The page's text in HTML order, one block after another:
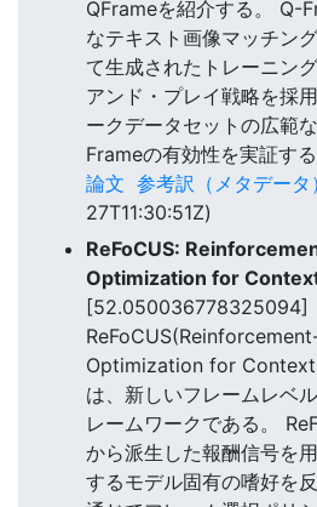
QFrameを紹介する。 Q-
なテキスト画像マッチン
て生成されたトレーニン
アンド・プレイ戦略を採
ークデータセットの広範
Frameの有効性を実証する
論文 参考訳（メタデータ）
27T11:30:51Z)
ReFoCUS:
Optimization for
[52.050036778325094]
Optimization for
は、新しいフレームレベ
レームワークである。
から派生した報酬信号を
するモデル固有の嗜好を